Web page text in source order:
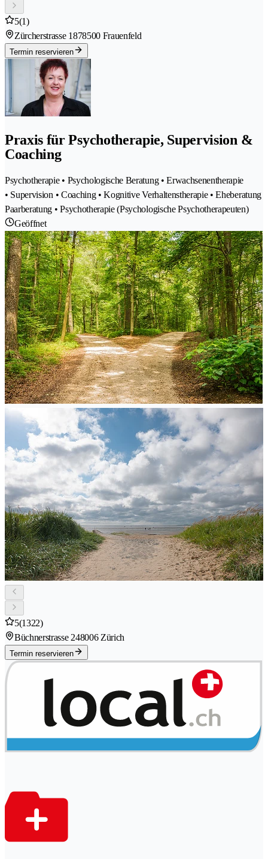
5(1)
Zürcherstrasse 1878500 Frauenfeld
Termin reservieren
Praxis für Psychotherapie, Supervision &
Coaching
Psychotherapie • Psychologische Beratung • Erwachsenentherapie
• Supervision • Coaching • Kognitive Verhaltenstherapie • Eheberatung
Paarberatung • Psychotherapie (Psychologische Psychotherapeuten)
Geöffnet
5(1322)
Büchnerstrasse 248006 Zürich
Termin reservieren